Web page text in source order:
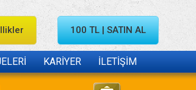
100 TL | SATIN AL
KARİYER İLETİŞİM